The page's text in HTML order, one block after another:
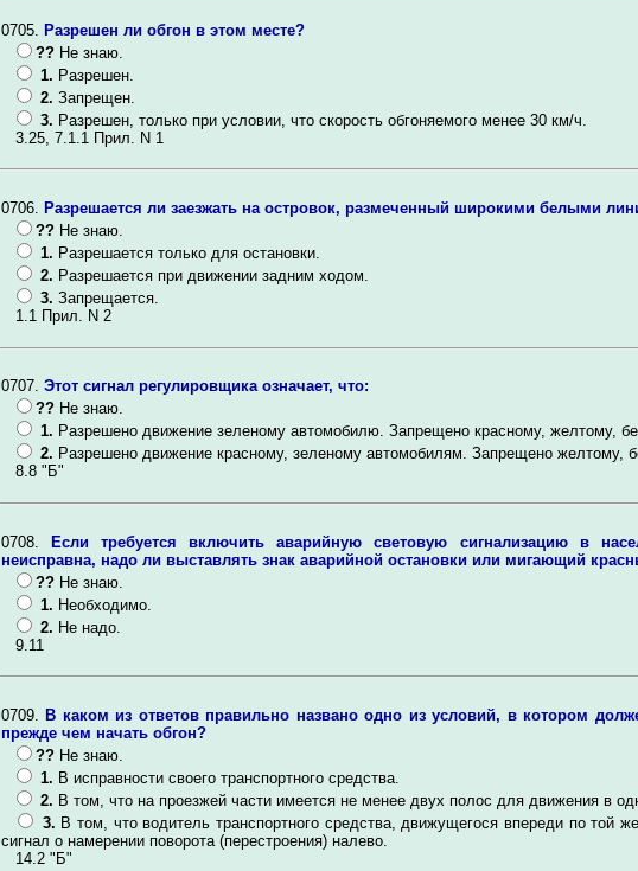
0705. Разрешен ли обгон в этом месте?
?? Не знаю.
1. Разрешен.
2. Запрещен.
3. Разрешен, только при условии, что скорость обгоняемого менее 30 км/ч.
3.25, 7.1.1 Прил. N 1
0706.
Разрешается ли заезжать на островок, размеченный широкими белыми
?? Не знаю.
1. Разрешается только для остановки.
2. Разрешается при движении задним ходом.
3. Запрещается.
1.1 Прил. N 2
0707. Этот сигнал регулировщика означает, что:
?? Не знаю.
1. Разрешено движение зеленому автомобилю. Запрещено красному, желтому,
2. Разрешено движение красному, зеленому автомобилям. Запрещено желтому,
8.8 "Б"
0708. Если требуется включить аварийную световую сигнализацию в
неисправна, надо ли выставлять знак аварийной остановки или мигающий
?? Не знаю.
1. Необходимо.
2. Не надо.
9.11
0709.
В каком из ответов правильно названо одно из условий, в котором
прежде чем начать обгон?
?? Не знаю.
1. В исправности своего транспортного средства.
2. В том, что на проезжей части имеется не менее двух полос для движения в
3. В том, что водитель транспортного средства, движущегося впереди по той
сигнал о намерении поворота (перестроения) налево.
14.2 "Б"